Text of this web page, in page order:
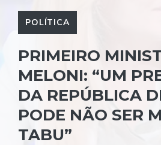
POLÍTICA
PRIMEIRO
MELONI: “UM
DA REPÚBLICA
PODE NÃO SER
TABU”